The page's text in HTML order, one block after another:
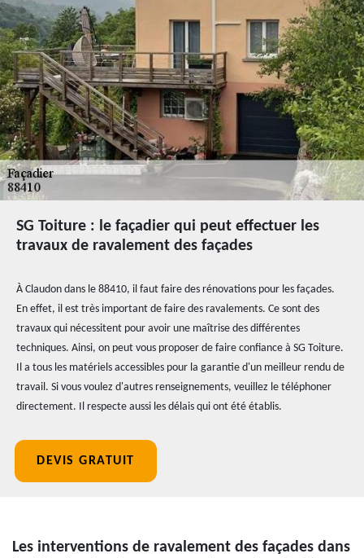
SG Toiture : le façadier qui peut effectuer les
travaux de ravalement des façades
À Claudon dans le 88410, il faut faire des rénovations pour les façades.
En effet, il est très important de faire des ravalements. Ce sont des
travaux qui nécessitent pour avoir une maîtrise des différentes
techniques. Ainsi, on peut vous proposer de faire confiance à SG Toiture.
Il a tous les matériels accessibles pour la garantie d'un meilleur rendu de
travail. Si vous voulez d'autres renseignements, veuillez le téléphoner
directement. Il respecte aussi les délais qui ont été établis.
DEVIS GRATUIT
Les interventions de ravalement des façades dans